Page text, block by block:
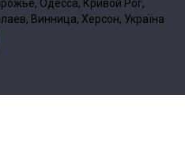
Одесса, Кривой Рог,
Винница, Херсон, Україна